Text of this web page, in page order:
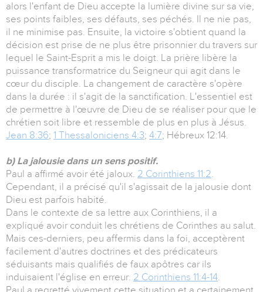
alors l'enfant de Dieu accepte la lumière divine sur sa vie,
ses points faibles, ses défauts, ses péchés. Il ne nie pas,
il ne minimise pas. Ensuite, la victoire s'obtient quand la
décision est prise de ne plus être prisonnier du travers sur
lequel le Saint-Esprit a mis le doigt. La prière libère la
puissance transformatrice du Seigneur qui agit dans le
cœur du disciple. La changement de caractère s'opère
dans la durée : il s'agit de la sanctification. L'essentiel est
de permettre à l'œuvre de Dieu de se réaliser pour que le
chrétien soit libre et ressemble de plus en plus à Jésus.
Jean 8:36; 1 Thessaloniciens 4:3; 4:7; Hébreux 12:14.
b) La jalousie dans un sens positif.
Paul a affirmé avoir été jaloux. 2 Corinthiens 11:2.
Cependant, il a précisé qu'il s'agissait de la jalousie dont
Dieu est parfois habité.
Dans le contexte de sa lettre aux Corinthiens, il a
expliqué avoir conduit les chrétiens de Corinthes au salut.
Mais ces-derniers, peu affermis dans la foi, acceptèrent
facilement d'autres doctrines et des prédicateurs
séduisants mais qualifiés de faux apôtres car ils
induisaient l'église en erreur. 2 Corinthiens 11:4-14.